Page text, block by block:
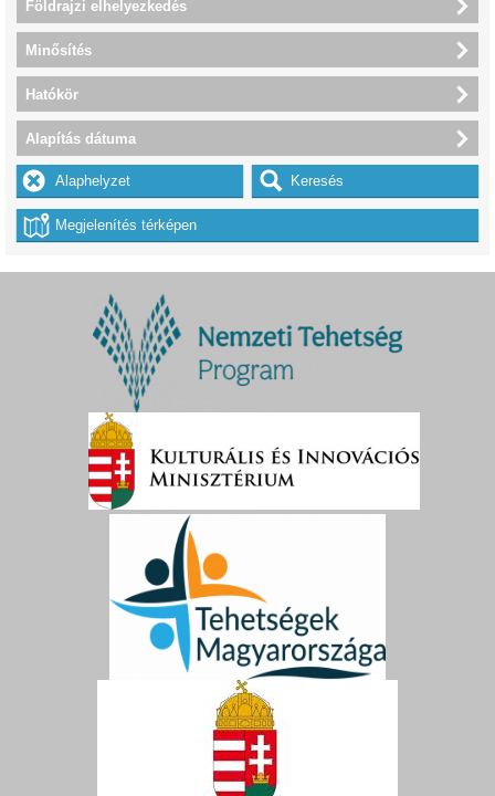
Földrajzi elhelyezkedés
Minősítés
Hatókör
Alapítás dátuma